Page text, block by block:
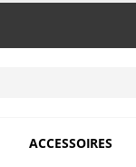
ACCESSOIRES